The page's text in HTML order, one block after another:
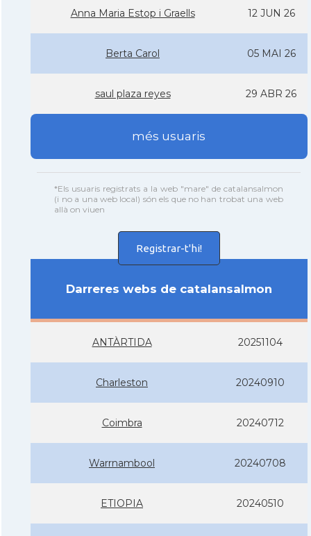
Anna Maria Estop i Graells 12 JUN 26
Berta Carol 05 MAI 26
saul plaza reyes 29 ABR 26
més usuaris
*Els usuaris registrats a la web "mare" de catalansalmon
(i no a una web local) són els que no han trobat una web
allà on viuen
Registrar-t'hi!
Darreres webs de catalansalmon
ANTÀRTIDA 20251104
Charleston 20240910
Coimbra 20240712
Warrnambool 20240708
ETIOPIA 20240510